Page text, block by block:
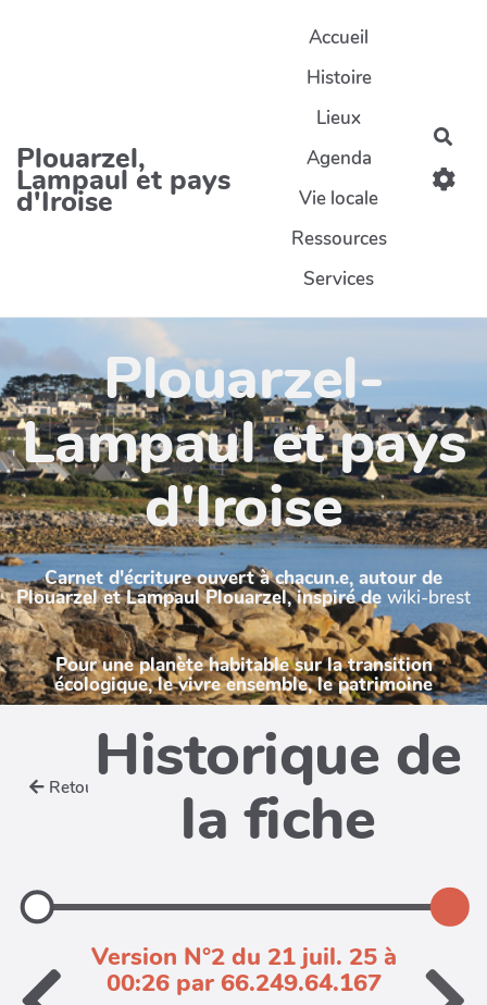
Plouarzel,
Lampaul et pays
d'Iroise
Accueil
Histoire
Lieux
Agenda
Vie locale
Ressources
Services
Plouarzel-
Lampaul et pays
d'Iroise
Carnet d'écriture ouvert à chacun.e, autour de
Plouarzel et Lampaul Plouarzel, inspiré de wiki-brest
Pour une planète habitable sur la transition
écologique, le vivre ensemble, le patrimoine
Retour Historique de
la fiche
Version N°2 du 21 juil. 25 à
00:26 par 66.249.64.167